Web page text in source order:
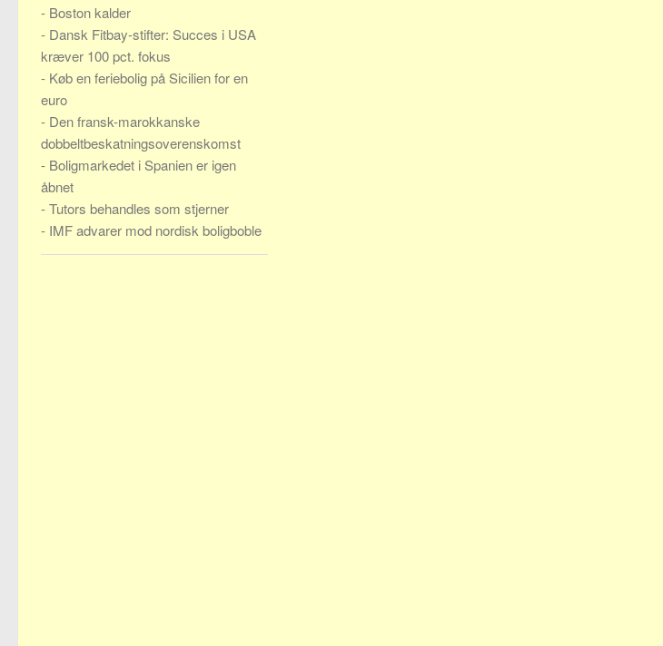
- Boston kalder
- Dansk Fitbay-stifter: Succes i USA
kræver 100 pct. fokus
- Køb en feriebolig på Sicilien for en
euro
- Den fransk-marokkanske
dobbeltbeskatningsoverenskomst
- Boligmarkedet i Spanien er igen
åbnet
-Tutors behandles som stjerner
- IMF advarer mod nordisk boligboble